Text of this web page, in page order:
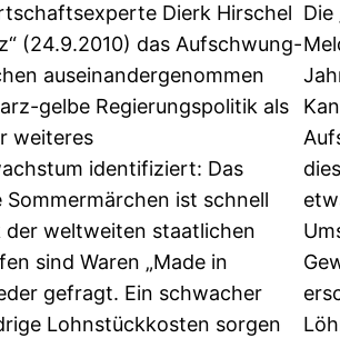
Dierk Hirschel
(24.9.2010) das Aufschwung-
auseinandergenommen
gelbe Regierungspolitik als
weiteres
identifiziert: Das
ist schnell
der weltweiten staatlichen
sind Waren „Made in
gefragt. Ein schwacher
Lohnstückkosten sorgen